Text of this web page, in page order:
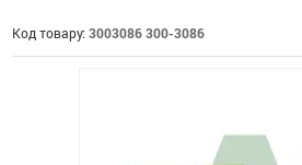
Код товару: 3003086 300-3086